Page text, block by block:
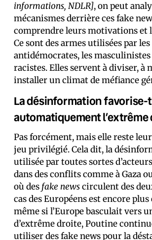
informations, NDLR], on peut
mécanismes derrière ces fake
comprendre leurs motivations et
Ce sont des armes utilisées par
antidémocrates, les masculinistes
racistes. Elles servent à diviser, à
installer un climat de méfiance
La désinformation favorise-
automatiquement l’extrême
Pas forcément, mais elle reste
jeu privilégié. Cela dit, la
utilisée par toutes sortes
dans des conflits comme à Gaza
où des fake newscirculent des
cas des Européens est encore
même si l’Europe basculait vers
d’extrême droite, Poutine
utiliser des fake news pour la